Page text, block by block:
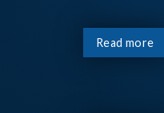
Read more